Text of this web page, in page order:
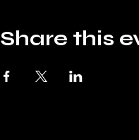
Share this